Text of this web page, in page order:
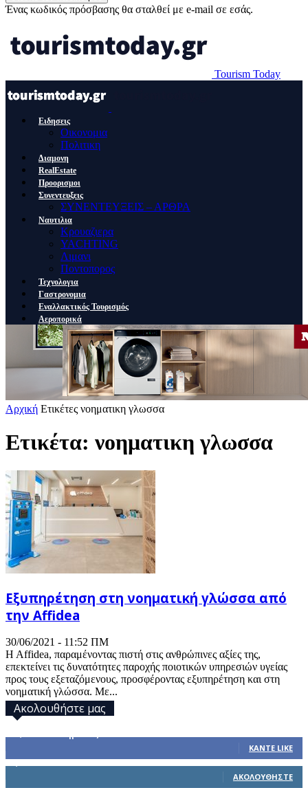
Ένας κωδικός πρόσβασης θα σταλθεί με e-mail σε εσάς.
Tourism Today
Ειδησεις
Οικονομια
Πολιτικη
Διαμονη
RealEstate
Προορισμοι
Συνεντευξεις
ΣΥΝΕΝΤΕΥΞΕΙΣ – ΑΡΘΡΑ
Ναυτιλια
Κρουαζιερα
YACHTING
Λιμανι
Ποντοπορος
Τεχνολογια
Γαστρονομια
Εναλλακτικός Τουρισμός
Αεροπορικά
Αρχική Ετικέτες νοηματικη γλωσσα
Ετικέτα: νοηματικη γλωσσα
Εξυπηρέτηση στη νοηματική γλώσσα από
την Affidea
30/06/2021 - 11:52 ΠΜ
H Affidea, παραμένοντας πιστή στις ανθρώπινες αξίες της,
επεκτείνει τις δυνατότητες παροχής ποιοτικών υπηρεσιών υγείας
προς τους εξεταζόμενους, προσφέροντας εξυπηρέτηση και στη
νοηματική γλώσσα. Με...
Ακολουθήστε μας
ΚΆΝΤΕ LIKE
ΑΚΟΛΟΥΘΉΣΤΕ